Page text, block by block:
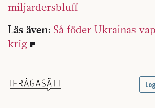
miljardersbluff
Läs även: Så föder Ukrainas
krig